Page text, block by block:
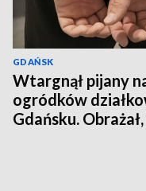
GDAŃSK
Wtargnął pijany
ogródków
Gdańsku. Obrażał,